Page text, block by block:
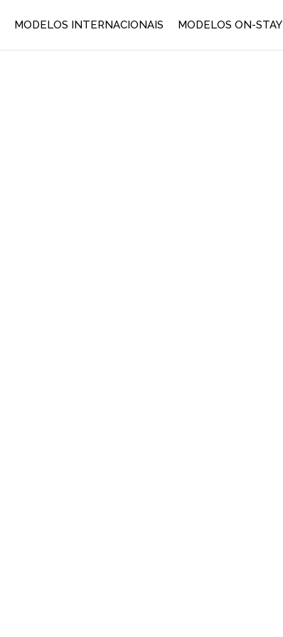
MODELOS INTERNACIONAIS MODELOS ON-STAY